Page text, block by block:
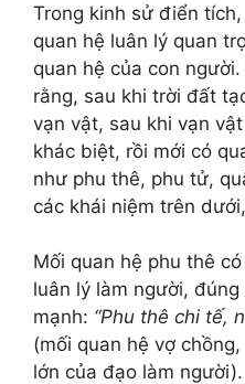
Trong kinh sử điển
quan hệ luân lý quan
quan hệ của con người.
rằng, sau khi trời đất
vạn vật, sau khi vạn
khác biệt, rồi mới có
như phu thê, phu tử,
các khái niệm trên
Mối quan hệ phu thê
luân lý làm người,
mạnh: “Phu thê chi tế,
(mối quan hệ vợ
lớn của đạo làm người).